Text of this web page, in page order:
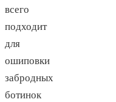
всего
подходит
для
ошиповки
забродных
ботинок